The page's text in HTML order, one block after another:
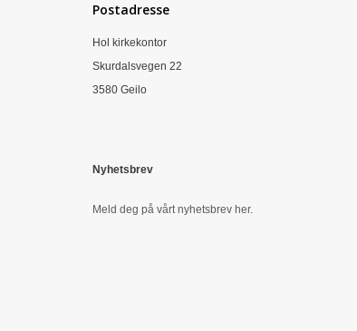
Postadresse
Hol kirkekontor
Skurdalsvegen 22
3580 Geilo
Nyhetsbrev
Meld deg på vårt nyhetsbrev her.